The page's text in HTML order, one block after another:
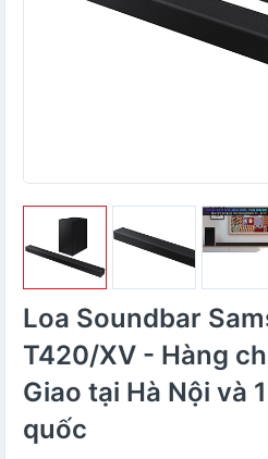
Loa Soundbar
T420/XV - Hàng
Giao tại Hà Nội và
quốc